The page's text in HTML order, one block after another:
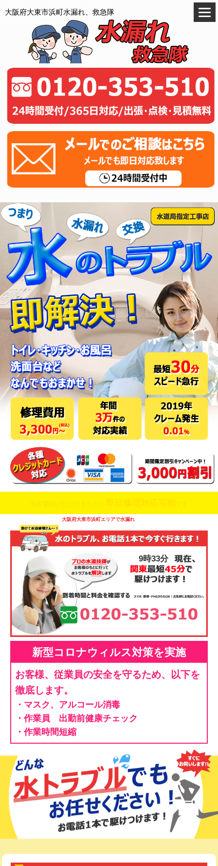
大阪府大東市浜町水漏れ、救急隊
大阪府大東市浜町エリアで水漏れ
9時33分
新型コロナウィルス対策を実施
お客様、従業員の安全を守るため、以下を
徹底します。
・マスク、アルコール消毒
・作業員 出勤前健康チェック
・作業時間短縮